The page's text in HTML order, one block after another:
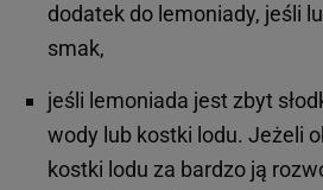
dodatek do lemoniady, jeśli
smak,
jeśli lemoniada jest zbyt
wody lub kostki lodu. Jeżeli
kostki lodu za bardzo ją